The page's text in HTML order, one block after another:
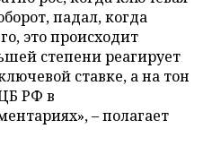
падал, когда
это происходит
степени реагирует
ставке, а на тон
РФ в
– полагает